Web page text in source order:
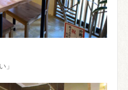
」